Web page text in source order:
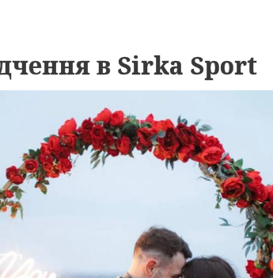
в Sirka Sport